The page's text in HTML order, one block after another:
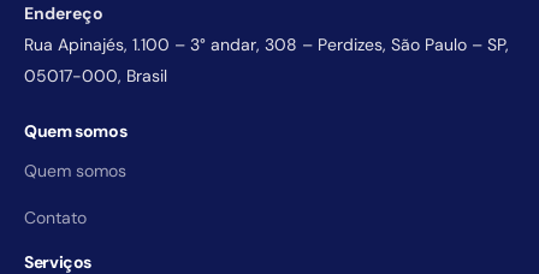
Endereço
Rua Apinajés, 1.100 – 3° andar, 308 – Perdizes, São Paulo – SP,
05017-000, Brasil
Quem somos
Quem somos
Contato
Serviços